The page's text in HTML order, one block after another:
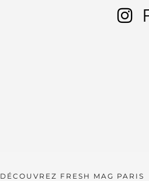
DÉCOUVREZ FRESH MAG PARIS